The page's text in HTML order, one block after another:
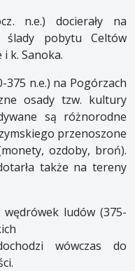
n.e.) docierały na
ślady pobytu Celtów
k. Sanoka.
375 n.e.) na Pogórzach
osady tzw. kultury
są różnorodne
przenoszone
ozdoby, broń).
także na tereny
ludów (375-
wówczas do